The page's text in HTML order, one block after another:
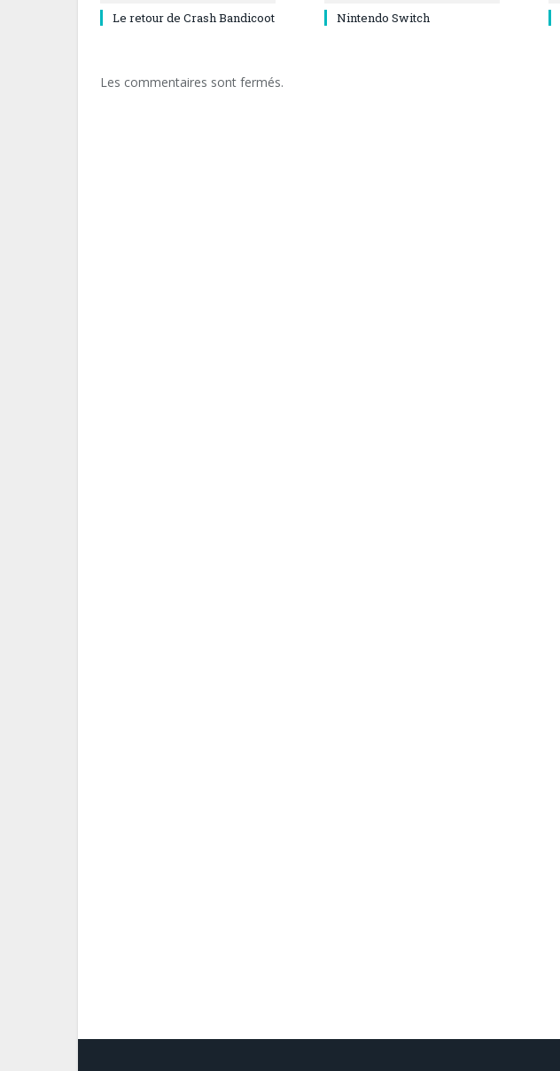
Le retour de Crash Bandicoot Nintendo Switch
Les commentaires sont fermés.